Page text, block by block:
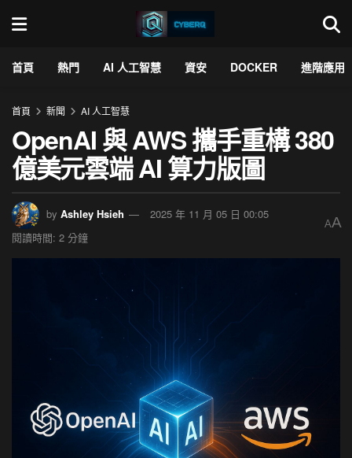
首頁 熱門 AI 人工智慧 資安 DOCKER 進階應用
首頁 新聞 AI 人工智慧
OpenAI 與 AWS 攜手重構 380
億美元雲端 AI 算力版圖
by Ashley Hsieh
2025 年 11 月 05 日 00:05
閱讀時間: 2 分鐘
AA